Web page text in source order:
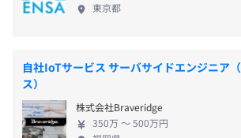
・交通費⽀給（⽉額上限5万円）
・時間外⼿当（全額⽀給）
東京都
自社IoTサービス サーバサイドエンジニア（福岡／フレック
ス）
株式会社Braveridge
350万 〜 500万円